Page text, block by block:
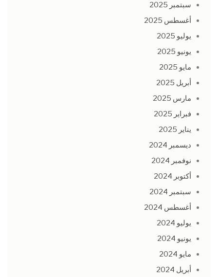
سبتمبر 2025
أغسطس 2025
يوليو 2025
يونيو 2025
مايو 2025
أبريل 2025
مارس 2025
فبراير 2025
يناير 2025
ديسمبر 2024
نوفمبر 2024
أكتوبر 2024
سبتمبر 2024
أغسطس 2024
يوليو 2024
يونيو 2024
مايو 2024
أبريل 2024